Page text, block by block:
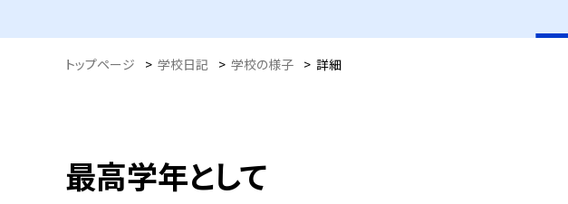
トップページ > 学校日記 > 学校の様子 > 詳細
最高学年として